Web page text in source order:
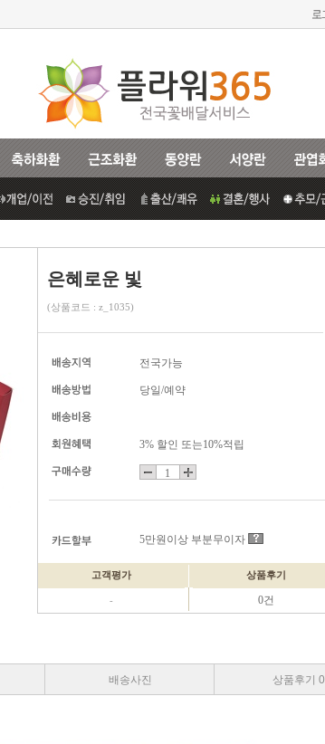
은혜로운 빛
(상품코드 : z_1035)
전국가능
당일/예약
3% 할인 또는10%적립
5만원이상 부분무이자
고객평가 상품후기
- 0건
배송사진 상품후기 0